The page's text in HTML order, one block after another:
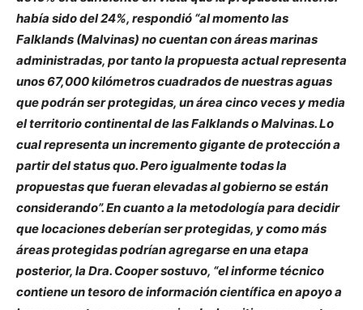
había sido del 24%, respondió “al momento las
Falklands (Malvinas) no cuentan con áreas marinas
administradas, por tanto la propuesta actual representa
unos 67,000 kilómetros cuadrados de nuestras aguas
que podrán ser protegidas, un área cinco veces y media
el territorio continental de las Falklands o Malvinas. Lo
cual representa un incremento gigante de protección a
partir del status quo. Pero igualmente todas la
propuestas que fueran elevadas al gobierno se están
considerando”. En cuanto a la metodología para decidir
que locaciones deberían ser protegidas, y como más
áreas protegidas podrían agregarse en una etapa
posterior, la Dra. Cooper sostuvo, “el informe técnico
contiene un tesoro de información científica en apoyo a